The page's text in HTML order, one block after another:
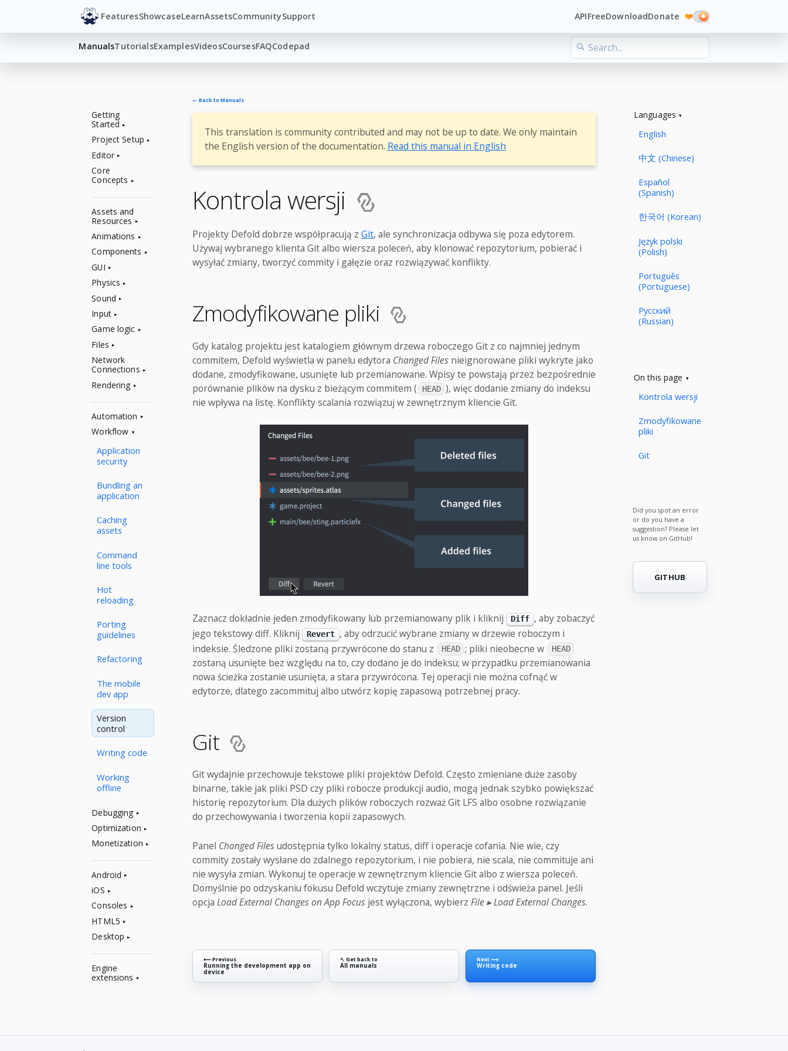
FeaturesShowcaseLearnAssetsCommunitySupport APIFreeDownloadDonate ❤️
ManualsTutorialsExamplesVideosCoursesFAQCodepad
Getting
Started
Project Setup
Editor
Core
Concepts
Assets and
Resources
Animations
Components
GUI
Physics
Sound
Input
Game logic
Files
Network
Connections
Rendering
Automation
Workflow
Application
security
Bundling an
application
Caching
assets
Command
line tools
Hot
reloading
Porting
guidelines
Refactoring
The mobile
dev app
Version
control
Writing code
Working
offline
Debugging
Optimization
Monetization
Android
iOS
Consoles
HTML5
Desktop
Engine
extensions
← Back to Manuals
This translation is community contributed and may not be up to date. We only maintain
the English version of the documentation. Read this manual in English
Kontrola wersji
Projekty Defold dobrze współpracują z Git, ale synchronizacja odbywa się poza edytorem.
Używaj wybranego klienta Git albo wiersza poleceń, aby klonować repozytorium, pobierać i
wysyłać zmiany, tworzyć commity i gałęzie oraz rozwiązywać konflikty.
Zmodyfikowane pliki
Gdy katalog projektu jest katalogiem głównym drzewa roboczego Git z co najmniej jednym
commitem, Defold wyświetla w panelu edytora Changed Filesnieignorowane pliki wykryte jako
dodane, zmodyfikowane, usunięte lub przemianowane. Wpisy te powstają przez bezpośrednie
porównanie plików na dysku z bieżącym commitem (
HEAD ), więc dodanie zmiany do indeksu
nie wpływa na listę. Konflikty scalania rozwiązuj w zewnętrznym kliencie Git.
Zaznacz dokładnie jeden zmodyfikowany lub przemianowany plik i kliknij Diff , aby zobaczyć
jego tekstowy diff. Kliknij
Revert , aby odrzucić wybrane zmiany w drzewie roboczym i
indeksie. Śledzone pliki zostaną przywrócone do stanu z
HEAD ; pliki nieobecne w HEAD
zostaną usunięte bez względu na to, czy dodano je do indeksu; w przypadku przemianowania
nowa ścieżka zostanie usunięta, a stara przywrócona. Tej operacji nie można cofnąć w
edytorze, dlatego zacommituj albo utwórz kopię zapasową potrzebnej pracy.
Git
Git wydajnie przechowuje tekstowe pliki projektów Defold. Często zmieniane duże zasoby
binarne, takie jak pliki PSD czy pliki robocze produkcji audio, mogą jednak szybko powiększać
historię repozytorium. Dla dużych plików roboczych rozważ Git LFS albo osobne rozwiązanie
do przechowywania i tworzenia kopii zapasowych.
Panel Changed Filesudostępnia tylko lokalny status, diff i operacje cofania. Nie wie, czy
commity zostały wysłane do zdalnego repozytorium, i nie pobiera, nie scala, nie commituje ani
nie wysyła zmian. Wykonuj te operacje w zewnętrznym kliencie Git albo z wiersza poleceń.
Domyślnie po odzyskaniu fokusu Defold wczytuje zmiany zewnętrzne i odświeża panel. Jeśli
opcja Load External Changes on App Focusjest wyłączona, wybierz File ▸ Load External Changes.
⟵ Previous
Running the development app on
device
↖ Get back to
All manuals
Next ⟶
Writing code
Languages
English
中文 (Chinese)
Español
(Spanish)
한국어 (Korean)
Język polski
(Polish)
Português
(Portuguese)
Русский
(Russian)
On this page
Kontrola wersji
Zmodyfikowane
pliki
Git
Did you spot an error
or do you have a
suggestion? Please let
us know on GitHub!
GITHUB